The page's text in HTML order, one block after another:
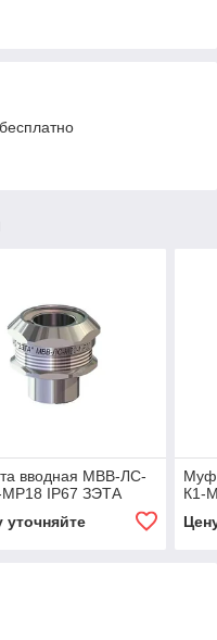
вводная МВВ-ЛС-
МР18 IP67 ЗЭТА
уточняйте
К1-